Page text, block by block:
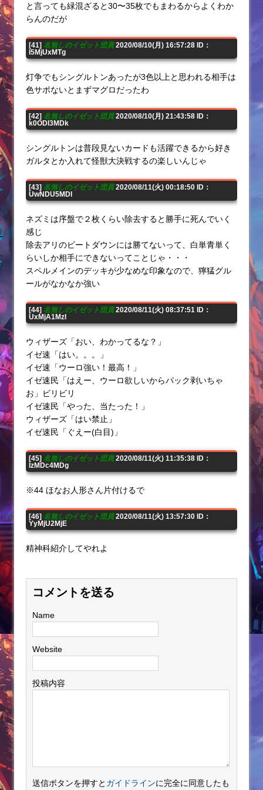
と言っても緑混ざると30〜35枚でもまわるからよくわか
らんのだが
[41] 名無しのイゼット団員2020/08/10(月) 16:57:28 ID：
I5MjUxMTg
灯争でもシングルトンあったが3色以上と思われる相手は
色サポないとまずマグロだったわ
[42] 名無しのイゼット団員2020/08/10(月) 21:43:58 ID：
k0ODI3MDk
シングルトンは普段見ないカードも活躍できるから好き
ガルタとか入れて怪獣大決戦するの楽しいんじゃ
[43] 名無しのイゼット団員2020/08/11(火) 00:18:50 ID：
UwNDU5MDI
ネズミは序盤で２枚くらい除去すると勝手に死んでいく
感じ
除去アリのビートダウンには勝てないって、白単青単く
らいしか相手にできないってことじゃ・・・
スペルメインのデッキが少なめな印象なので、獰猛グル
ールがなかなか強い
[44] 名無しのイゼット団員2020/08/11(火) 08:37:51 ID：
UxMjA1MzI
ウィザーズ「おい、わかってるな？」
イゼ速「はい。。。」
イゼ速「ウーロ強い！最高！」
イゼ速民「はえー、ウーロ欲しいからパック剥いちゃ
お」ビリビリ
イゼ速民「やった、当たった！」
ウィザーズ「はい禁止」
イゼ速民「ぐえー(白目)」
[45] 名無しのイゼット団員2020/08/11(火) 11:35:38 ID：
IzMDc4MDg
※44 ほなお人形さん片付けるで
[46] 名無しのイゼット団員2020/08/11(火) 13:57:30 ID：
YyMjU2MjE
精神科紹介してやれよ
コメントを送る
Name
Website
投稿内容
送信ボタンを押すと ガイドラインに完全に同意したも